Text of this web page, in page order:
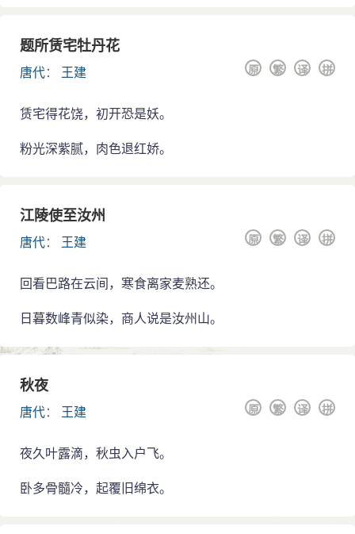
题所赁宅牡丹花
唐代： 王建 拼
译
繁
原
赁宅得花饶，初开恐是妖。
粉光深紫腻，肉色退红娇。
江陵使至汝州
唐代： 王建 拼
译
繁
原
回看巴路在云间，寒食离家麦熟还。
日暮数峰青似染，商人说是汝州山。
秋夜
唐代： 王建 拼
译
繁
原
夜久叶露滴，秋虫入户飞。
卧多骨髓冷，起覆旧绵衣。